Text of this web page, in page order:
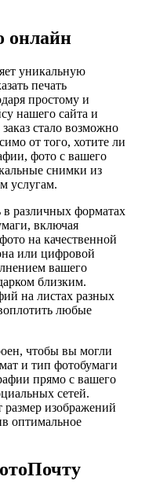
онлайн
уникальную
печать
простому и
нашего сайта и
стало возможно
от того, хотите ли
фото с вашего
снимки из
услугам.
различных форматах
включая
на качественной
или цифровой
вашего
близким.
на листах разных
любые
чтобы вы могли
и тип фотобумаги
прямо с вашего
сетей.
размер изображений
оптимальное